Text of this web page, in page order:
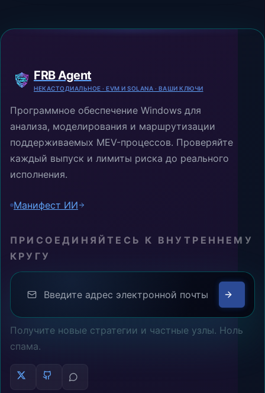
FRB Agent
НЕКАСТОДИАЛЬНОЕ · EVM И SOLANA · ВАШИ КЛЮЧИ
Программное обеспечение Windows для
анализа, моделирования и маршрутизации
поддерживаемых MEV-процессов. Проверяйте
каждый выпуск и лимиты риска до реального
исполнения.
Манифест ИИ
ПРИСОЕДИНЯЙТЕСЬ К ВНУТРЕННЕМУ
КРУГУ
Получите новые стратегии и частные узлы. Ноль
спама.